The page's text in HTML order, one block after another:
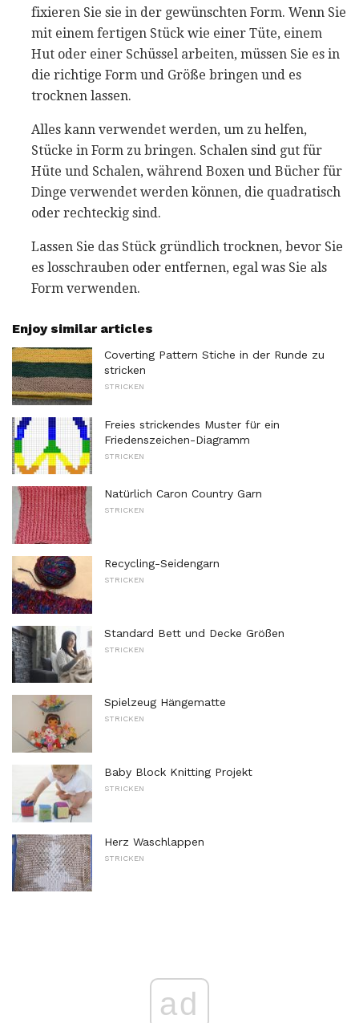
fixieren Sie sie in der gewünschten Form. Wenn Sie
mit einem fertigen Stück wie einer Tüte, einem
Hut oder einer Schüssel arbeiten, müssen Sie es in
die richtige Form und Größe bringen und es
trocknen lassen.
Alles kann verwendet werden, um zu helfen,
Stücke in Form zu bringen. Schalen sind gut für
Hüte und Schalen, während Boxen und Bücher für
Dinge verwendet werden können, die quadratisch
oder rechteckig sind.
Lassen Sie das Stück gründlich trocknen, bevor Sie
es losschrauben oder entfernen, egal was Sie als
Form verwenden.
Enjoy similar articles
Coverting Pattern Stiche in der Runde zu
stricken
STRICKEN
Freies strickendes Muster für ein
Friedenszeichen-Diagramm
STRICKEN
Natürlich Caron Country Garn
STRICKEN
Recycling-Seidengarn
STRICKEN
Standard Bett und Decke Größen
STRICKEN
Spielzeug Hängematte
STRICKEN
Baby Block Knitting Projekt
STRICKEN
Herz Waschlappen
STRICKEN
ad